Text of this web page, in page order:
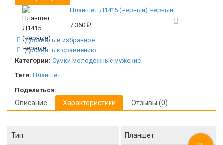
Планшет Д1415 (Черный) Черный
7 360 ₽
Добавить в избранное
Добавить к сравнению
Категории: Сумки молодежные мужские
Теги: Планшет
Поделиться:
Описание Характеристики Отзывы (0)
Тип Планшет